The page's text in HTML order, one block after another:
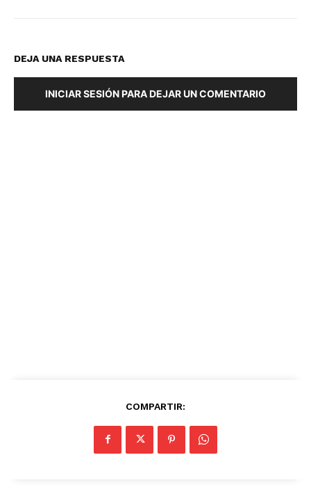
DEJA UNA RESPUESTA
INICIAR SESIÓN PARA DEJAR UN COMENTARIO
COMPARTIR: